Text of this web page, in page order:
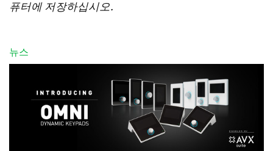
퓨터에 저장하십시오.
뉴스